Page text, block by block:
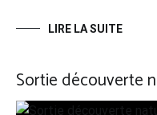
LIRE LA SUITE
Sortie découverte